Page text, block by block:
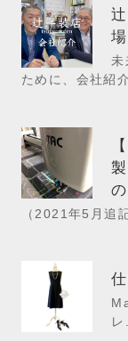
未
ために、会社紹
（2021年5月追